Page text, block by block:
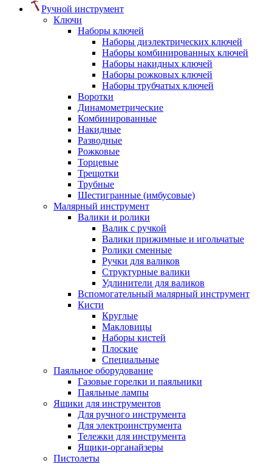
Ручной инструмент
Ключи
Наборы ключей
Наборы диэлектрических ключей
Наборы комбинированных ключей
Наборы накидных ключей
Наборы рожковых ключей
Наборы трубчатых ключей
Воротки
Динамометрические
Комбинированные
Накидные
Разводные
Рожковые
Торцевые
Трещотки
Трубные
Шестигранные (имбусовые)
Малярный инструмент
Валики и ролики
Валик с ручкой
Валики прижимные и игольчатые
Ролики сменные
Ручки для валиков
Структурные валики
Удлинители для валиков
Вспомогательный малярный инструмент
Кисти
Круглые
Макловицы
Наборы кистей
Плоские
Специальные
Паяльное оборудование
Газовые горелки и паяльники
Паяльные лампы
Ящики для инструментов
Для ручного инструмента
Для электроинструмента
Тележки для инструмента
Ящики-органайзеры
Пистолеты